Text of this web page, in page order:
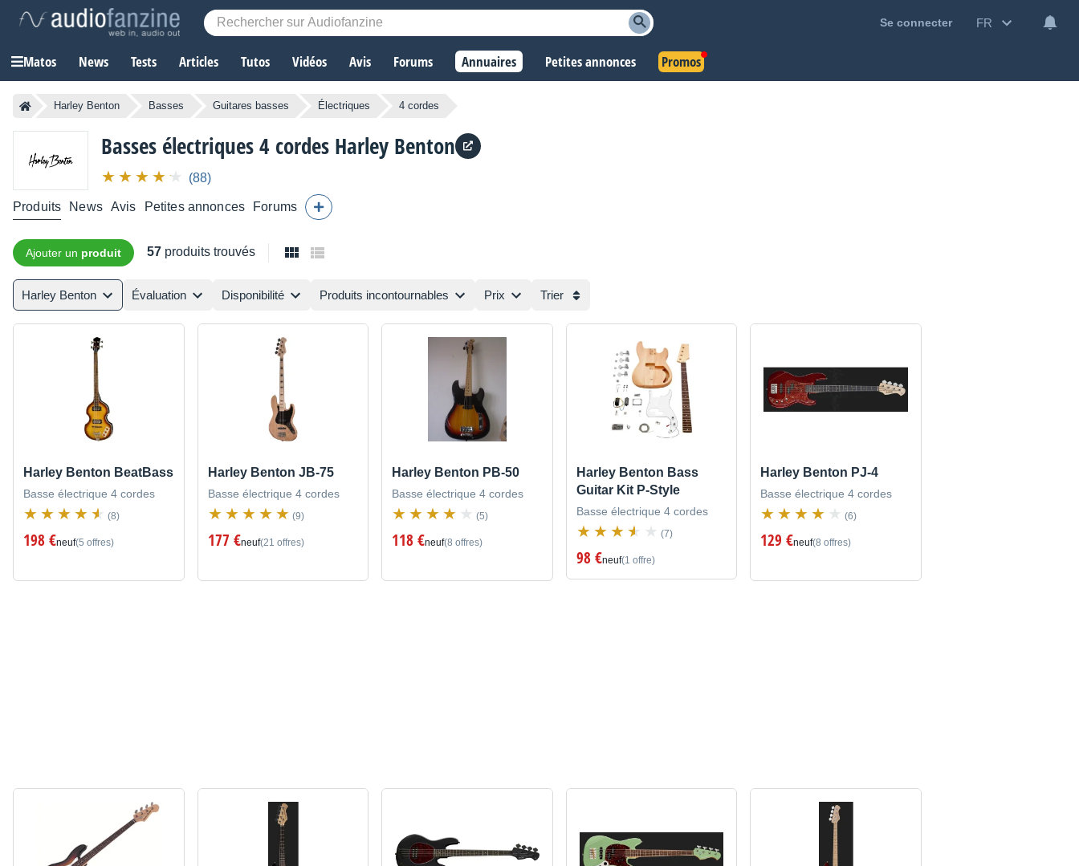
Se connecter FR
Matos News Tests Articles Tutos Vidéos Avis Forums Annuaires Petites annonces Promos
Harley Benton Basses Guitares basses Électriques 4 cordes
Basses électriques 4 cordes Harley Benton
(88)
Produits News Avis Petites annonces Forums
Ajouter un produit 57 produits trouvés
Harley Benton Évaluation Disponibilité Produits incontournables Prix Trier
Harley Benton BeatBass
Basse électrique 4 cordes
(8)
198 €neuf(5 offres)
Harley Benton JB-75
Basse électrique 4 cordes
(9)
177 €neuf(21 offres)
Harley Benton PB-50
Basse électrique 4 cordes
(5)
118 €neuf(8 offres)
Harley Benton Bass
Guitar Kit P-Style
Basse électrique 4 cordes
(7)
98 €neuf(1 offre)
Harley Benton PJ-4
Basse électrique 4 cordes
(6)
129 €neuf(8 offres)